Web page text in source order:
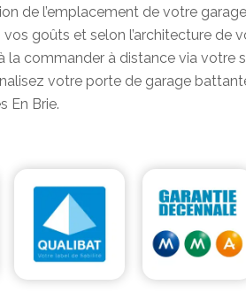
de l’emplacement de votre
goûts et selon l’architecture de
la commander à distance via
votre porte de garage
En Brie.